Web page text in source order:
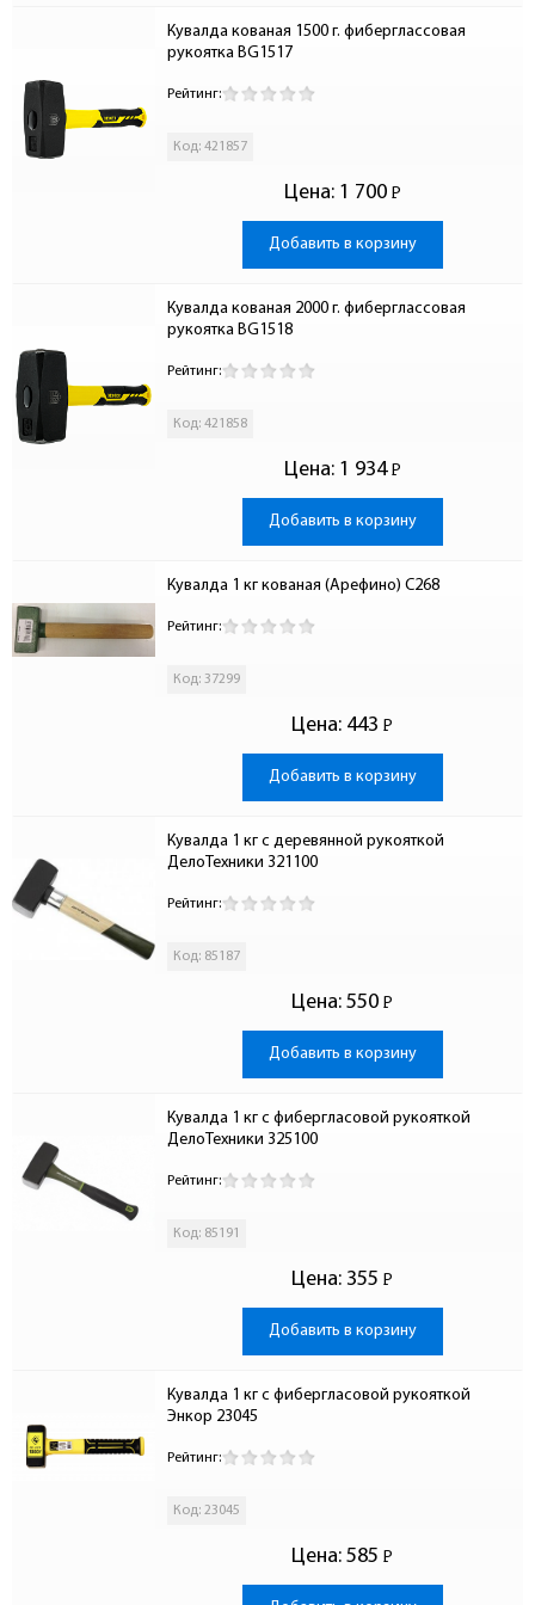
Кувалда кованая 1500 г. фиберглассовая
рукоятка BG1517
Рейтинг:
Код: 421857
Цена: 1 700 Р
-
Добавить в корзину
Кувалда кованая 2000 г. фиберглассовая
рукоятка BG1518
Рейтинг:
Код: 421858
Цена: 1 934 Р
-
Добавить в корзину
Кувалда 1 кг кованая (Арефино) С268
Рейтинг:
Код: 37299
Цена: 443 Р
-
Добавить в корзину
Кувалда 1 кг с деревянной рукояткой
ДелоТехники 321100
Рейтинг:
Код: 85187
Цена: 550 Р
-
Добавить в корзину
Кувалда 1 кг с фибергласовой рукояткой
ДелоТехники 325100
Рейтинг:
Код: 85191
Цена: 355 Р
-
Добавить в корзину
Кувалда 1 кг с фибергласовой рукояткой
Энкор 23045
Рейтинг:
Код: 23045
Цена: 585 Р
-